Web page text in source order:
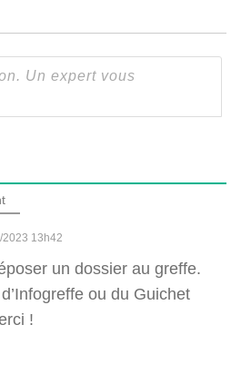
2023 13h42
un dossier au greffe.
ou du Guichet
!